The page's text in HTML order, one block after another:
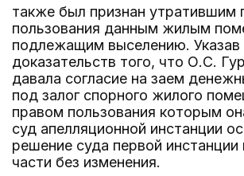
также был признан утратившим
пользования данным жилым
подлежащим выселению. Указав
доказательств того, что О.С.
давала согласие на заем
под залог спорного жилого
правом пользования которым
суд апелляционной инстанции
решение суда первой инстанции
части без изменения.